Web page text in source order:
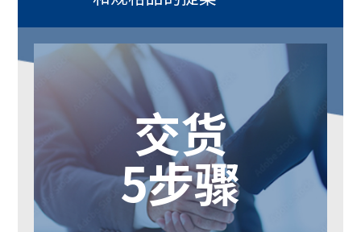
交货
5步骤